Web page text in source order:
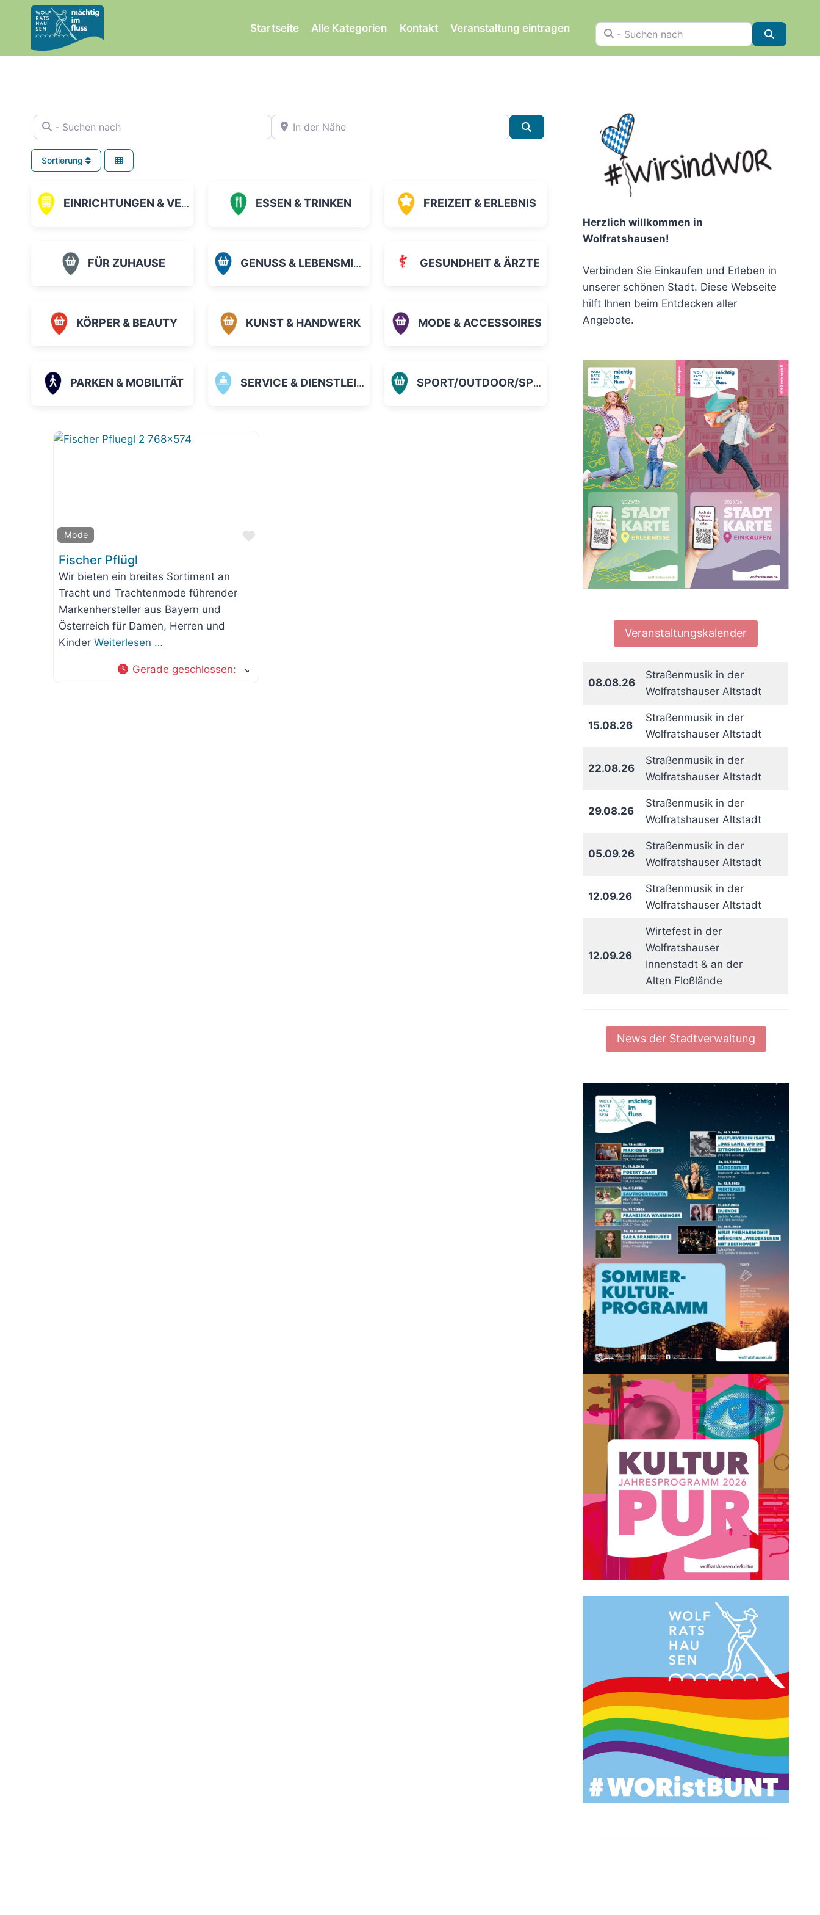
springen
Startseite Alle Kategorien Kontakt Veranstaltung eintragen - Suchen nach
- Suchen nach In der Nähe
Sortierung
EINRICHTUNGEN & VEREINE ESSEN & TRINKEN FREIZEIT & ERLEBNIS
FÜR ZUHAUSE GENUSS & LEBENSMITTEL GESUNDHEIT & ÄRZTE
KÖRPER & BEAUTY KUNST & HANDWERK MODE & ACCESSOIRES
PARKEN & MOBILITÄT SERVICE & DIENSTLEISTUNGEN SPORT/OUTDOOR/SPIELZEUG
Mode
Favorit
Fischer Pflügl
Wir bieten ein breites Sortiment an
Tracht und Trachtenmode führender
Markenhersteller aus Bayern und
Österreich für Damen, Herren und
Kinder Weiterlesen …
Gerade geschlossen:
Herzlich willkommen in
Wolfratshausen!
Verbinden Sie Einkaufen und Erleben in
unserer schönen Stadt. Diese Webseite
hilft Ihnen beim Entdecken aller
Angebote.
Veranstaltungskalender
08.08.26
Straßenmusik in der
Wolfratshauser Altstadt
15.08.26
Straßenmusik in der
Wolfratshauser Altstadt
22.08.26
Straßenmusik in der
Wolfratshauser Altstadt
29.08.26
Straßenmusik in der
Wolfratshauser Altstadt
05.09.26
Straßenmusik in der
Wolfratshauser Altstadt
12.09.26
Straßenmusik in der
Wolfratshauser Altstadt
12.09.26
Wirtefest in der
Wolfratshauser
Innenstadt & an der
Alten Floßlände
News der Stadtverwaltung